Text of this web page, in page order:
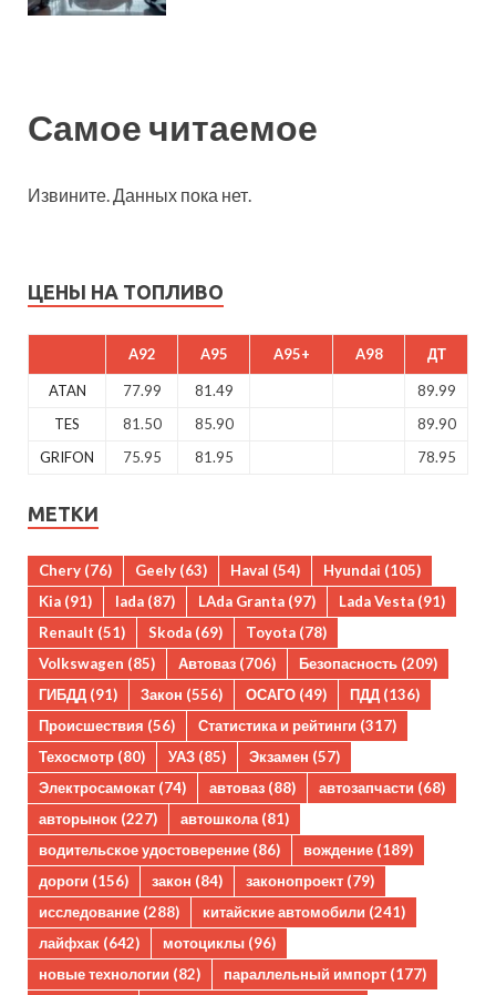
Самое читаемое
Извините. Данных пока нет.
ЦЕНЫ НА ТОПЛИВО
A92 A95 A95+ A98 ДТ
ATAN 77.99 81.49
89.99
TES
81.50 85.90
89.90
GRIFON
75.95 81.95 78.95
МЕТКИ
Chery (76) Geely (63) Haval (54) Hyundai (105)
Kia (91) lada (87) LAda Granta (97) Lada Vesta (91)
Renault (51) Skoda (69) Toyota (78)
Volkswagen (85) Автоваз (706) Безопасность (209)
ГИБДД (91) Закон (556) ОСАГО (49) ПДД (136)
Происшествия (56) Статистика и рейтинги (317)
Техосмотр (80) УАЗ (85) Экзамен (57)
Электросамокат (74) автоваз (88) автозапчасти (68)
авторынок (227) автошкола(81)
водительское удостоверение (86) вождение (189)
дороги (156) закон (84) законопроект (79)
исследование (288) китайские автомобили (241)
лайфхак (642) мотоциклы (96)
новые технологии (82) параллельный импорт (177)